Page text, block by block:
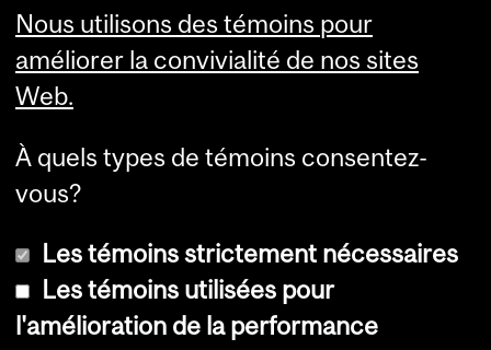
Nous utilisons des témoins pour
améliorer la convivialité de nos sites
Web.
À quels types de témoins consentez-
vous?
Les témoins strictement nécessaires
Les témoins utilisées pour
l'amélioration de la performance